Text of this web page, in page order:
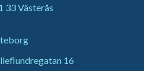
33 Västerås
16